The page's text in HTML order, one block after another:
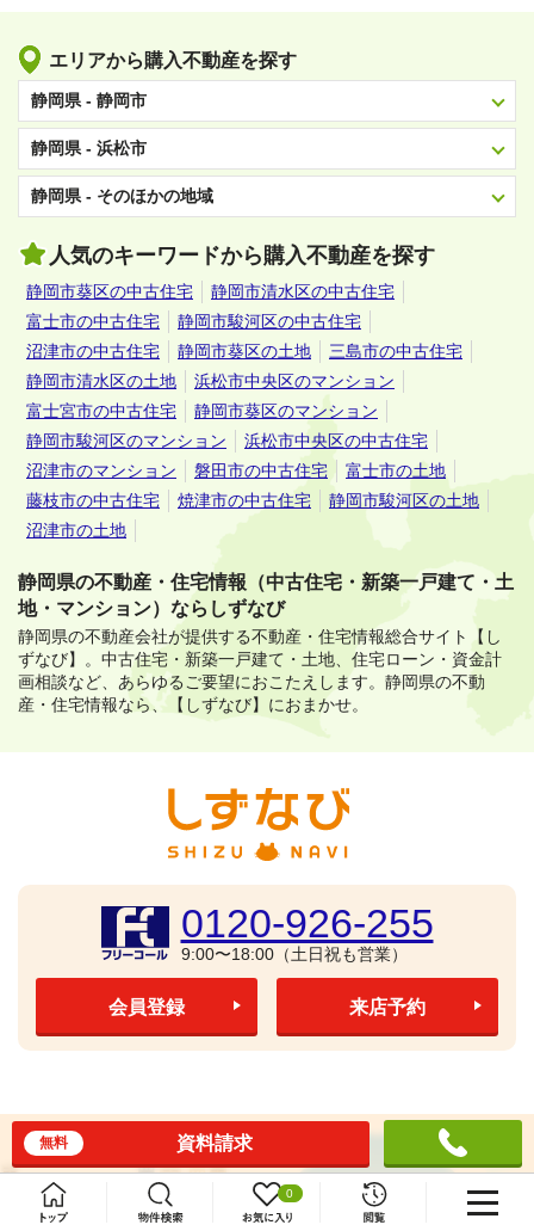
0
エリアから購入不動産を探す
静岡県 - 静岡市
静岡県 - 浜松市
静岡県 - そのほかの地域
人気のキーワードから購入不動産を探す
静岡市葵区の中古住宅
静岡市清水区の中古住宅
富士市の中古住宅
静岡市駿河区の中古住宅
沼津市の中古住宅
静岡市葵区の土地
三島市の中古住宅
静岡市清水区の土地
浜松市中央区のマンション
富士宮市の中古住宅
静岡市葵区のマンション
静岡市駿河区のマンション
浜松市中央区の中古住宅
沼津市のマンション
磐田市の中古住宅
富士市の土地
藤枝市の中古住宅
焼津市の中古住宅
静岡市駿河区の土地
沼津市の土地
静岡県の不動産・住宅情報（中古住宅・新築一戸建て・土
地・マンション）ならしずなび
静岡県の不動産会社が提供する不動産・住宅情報総合サイト【し
ずなび】。 中古住宅・新築一戸建て・土地、住宅ローン・資金計
画相談など、あらゆるご要望におこたえします。 静岡県の不動
産・住宅情報なら、【しずなび】におまかせ。
0120-926-255
9:00〜18:00（土日祝も営業）
会員登録 来店予約
資料請求
無料